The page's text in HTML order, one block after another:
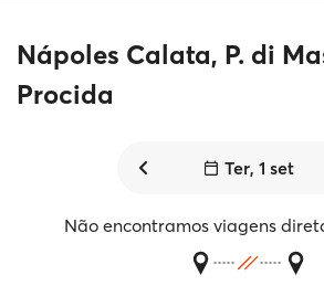
Nápoles Calata, P. di
Procida
Ter, 1 set
Não encontramos viagens